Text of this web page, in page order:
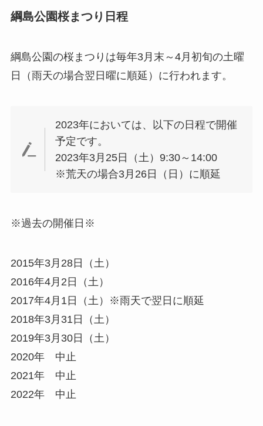
綱島公園桜まつり日程
綱島公園の桜まつりは毎年3月末～4月初旬の土曜
日（雨天の場合翌日曜に順延）に行われます。
2023年においては、以下の日程で開催
予定です。
2023年3月25日（土）9:30～14:00
※荒天の場合3月26日（日）に順延
※過去の開催日※
2015年3月28日（土）
2016年4月2日（土）
2017年4月1日（土）※雨天で翌日に順延
2018年3月31日（土）
2019年3月30日（土）
2020年 中止
2021年 中止
2022年 中止